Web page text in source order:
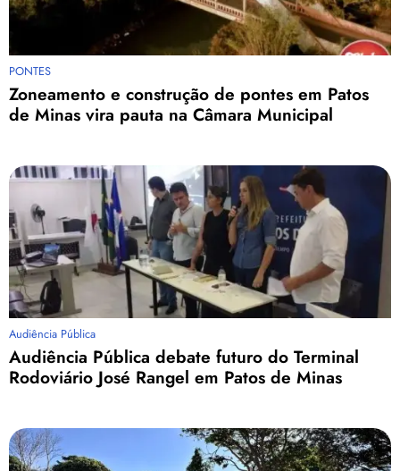
PONTES
Zoneamento e construção de pontes em Patos
de Minas vira pauta na Câmara Municipal
Audiência Pública
Audiência Pública debate futuro do Terminal
Rodoviário José Rangel em Patos de Minas